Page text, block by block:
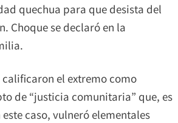
quechua para que desista del
Choque se declaró en la
el extremo como
de “justicia comunitaria” que, es
caso, vulneró elementales